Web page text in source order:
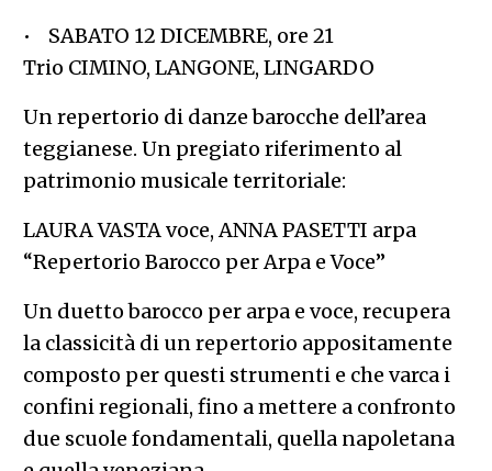
• SABATO 12 DICEMBRE, ore 21
Trio CIMINO, LANGONE, LINGARDO
Un repertorio di danze barocche dell’area
teggianese. Un pregiato riferimento al
patrimonio musicale territoriale:
LAURA VASTA voce, ANNA PASETTI arpa
“Repertorio Barocco per Arpa e Voce”
Un duetto barocco per arpa e voce, recupera
la classicità di un repertorio appositamente
composto per questi strumenti e che varca i
confini regionali, fino a mettere a confronto
due scuole fondamentali, quella napoletana